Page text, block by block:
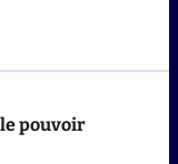
pouvoir